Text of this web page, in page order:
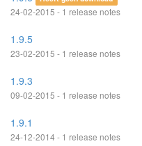
24-02-2015 - 1 release notes
1.9.5
23-02-2015 - 1 release notes
1.9.3
09-02-2015 - 1 release notes
1.9.1
24-12-2014 - 1 release notes